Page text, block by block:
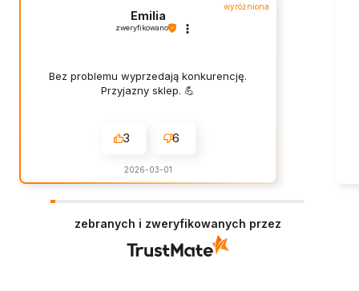
wyróżniona
Emilia
zweryfikowano
Bez problemu wyprzedają konkurencję.
Przyjazny sklep. 💪
3 6
2026-03-01
zebranych i zweryfikowanych przez